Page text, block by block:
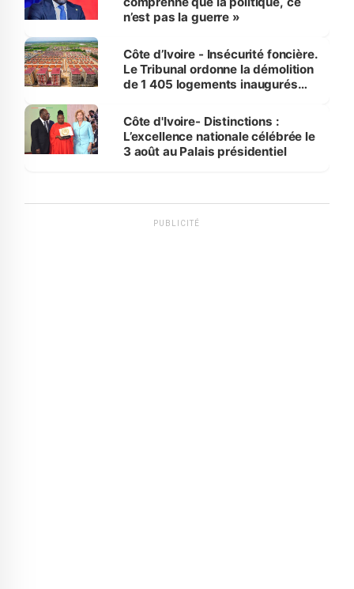
n’est pas la guerre »
Côte d’Ivoire - Insécurité foncière.
Le Tribunal ordonne la démolition
de 1 405 logements inaugurés
Bassam
Côte d'Ivoire- Distinctions :
L’excellence nationale célébrée le
3 août au Palais présidentiel
PUBLICITÉ